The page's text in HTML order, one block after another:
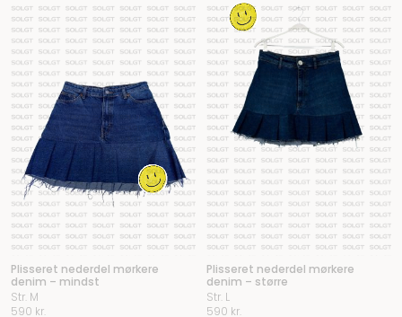
Plisseret nederdel mørkere
denim – mindst
Str. M
590 kr.
Plisseret nederdel mørkere
denim – større
Str. L
590 kr.